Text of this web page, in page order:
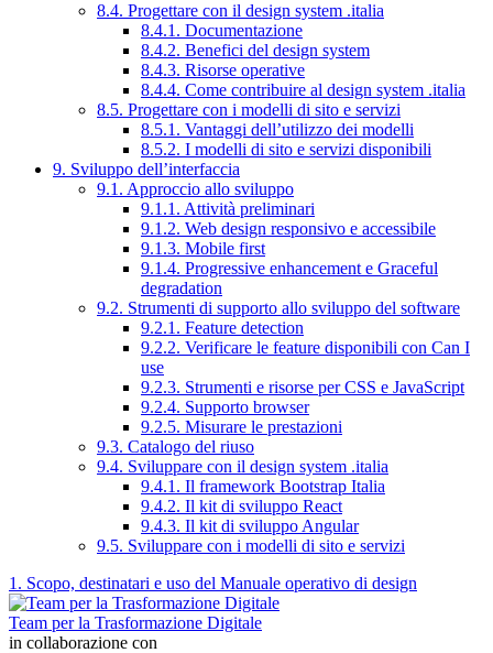
8.4. Progettare con il design system .italia
8.4.1. Documentazione
8.4.2. Benefici del design system
8.4.3. Risorse operative
8.4.4. Come contribuire al design system .italia
8.5. Progettare con i modelli di sito e servizi
8.5.1. Vantaggi dell’utilizzo dei modelli
8.5.2. I modelli di sito e servizi disponibili
9. Sviluppo dell’interfaccia
9.1. Approccio allo sviluppo
9.1.1. Attività preliminari
9.1.2. Web design responsivo e accessibile
9.1.3. Mobile first
9.1.4. Progressive enhancement e Graceful
degradation
9.2. Strumenti di supporto allo sviluppo del software
9.2.1. Feature detection
9.2.2. Verificare le feature disponibili con Can I
use
9.2.3. Strumenti e risorse per CSS e JavaScript
9.2.4. Supporto browser
9.2.5. Misurare le prestazioni
9.3. Catalogo del riuso
9.4. Sviluppare con il design system .italia
9.4.1. Il framework Bootstrap Italia
9.4.2. Il kit di sviluppo React
9.4.3. Il kit di sviluppo Angular
9.5. Sviluppare con i modelli di sito e servizi
1. Scopo, destinatari e uso del Manuale operativo di design
Team per la Trasformazione Digitale
in collaborazione con